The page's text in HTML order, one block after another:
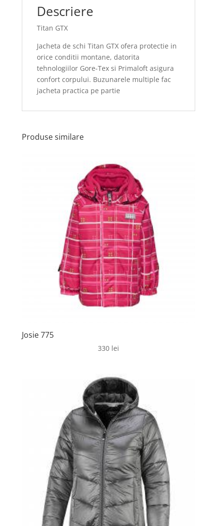
Descriere
Titan GTX
Jacheta de schi Titan GTX ofera protectie in
orice conditii montane, datorita
tehnologiilor Gore-Tex si Primaloft asigura
confort corpului. Buzunarele multiple fac
jacheta practica pe partie
Produse similare
Josie 775
330 lei